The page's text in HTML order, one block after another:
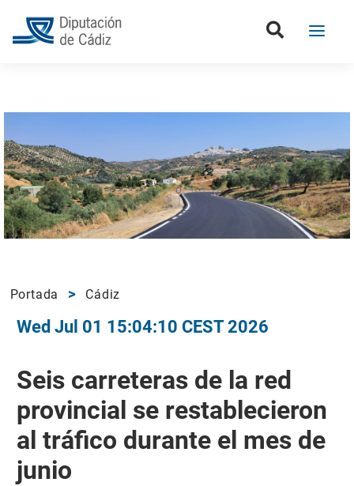
Portada Cádiz
Wed Jul 01 15:04:10 CEST 2026
Seis carreteras de la red
provincial se restablecieron
al tráfico durante el mes de
junio